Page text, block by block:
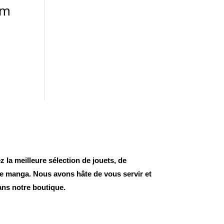
la meilleure sélection de jouets, de
Nous avons hâte de vous servir et
notre boutique.